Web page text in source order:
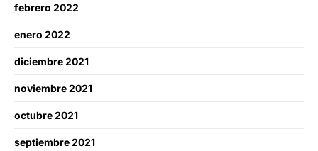
febrero 2022
enero 2022
diciembre 2021
noviembre 2021
octubre 2021
septiembre 2021